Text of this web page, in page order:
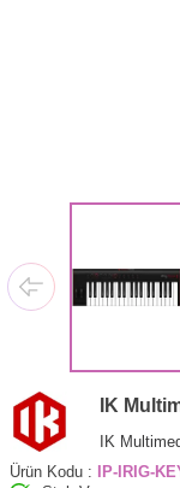
IK
IK
Ürün Kodu :
IP-IRIG-